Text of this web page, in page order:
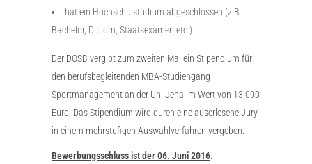
hat ein Hochschulstudium abgeschlossen (z.B.
Bachelor, Diplom, Staatsexamen etc.).
Der DOSB vergibt zum zweiten Mal ein Stipendium für
den berufsbegleitenden MBA-Studiengang
Sportmanagement an der Uni Jena im Wert von 13.000
Euro. Das Stipendium wird durch eine auserlesene Jury
in einem mehrstufigen Auswahlverfahren vergeben.
Bewerbungsschluss ist der 06. Juni 2016